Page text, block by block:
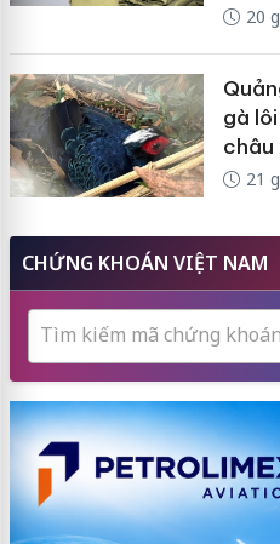
20
gà
châu
21
CHỨNG KHOÁN VIỆT NAM
Tìm kiếm mã chứng